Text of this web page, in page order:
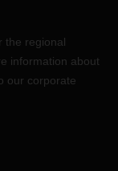
the regional
information about
our corporate